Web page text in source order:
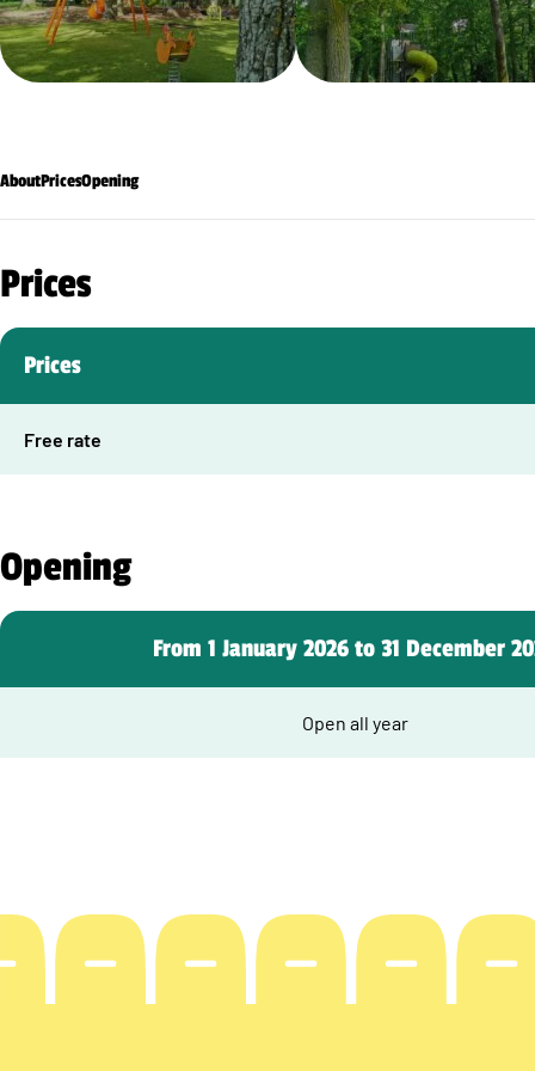
AboutPricesOpening
Prices
Prices
Free rate
Opening
From 1 January 2026 to 31 December
Open all year